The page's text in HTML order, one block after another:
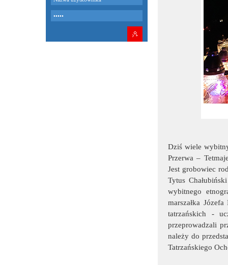
Dziś wiele
Przerwa –
Jest grobowiec
Tytus
wybitnego
marszałka
tatrzańskich -
przeprowadzali
należy do
Tatrzańskiego